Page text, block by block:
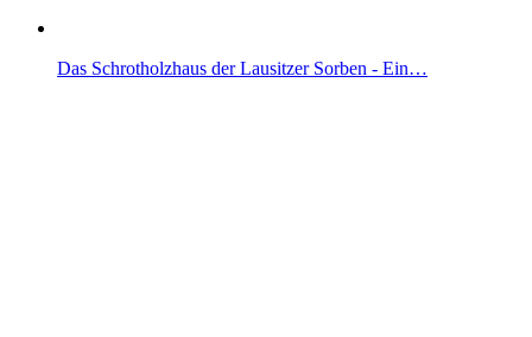
Das Schrotholzhaus der Lausitzer Sorben - Ein…